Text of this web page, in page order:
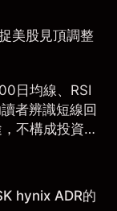
美股見頂調整
日均線、RSI
者辨識短線回
不構成投資研
hynix ADR的